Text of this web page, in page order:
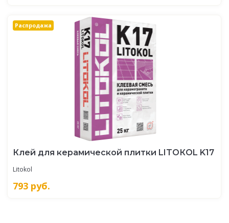
Распродажа
Клей для керамической плитки LITOКOL K17
Litokol
793 руб.